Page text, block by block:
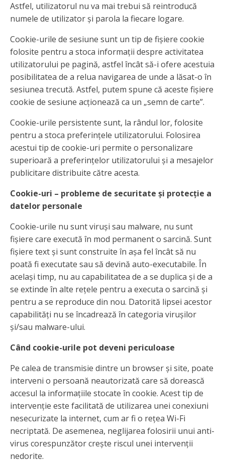
Astfel, utilizatorul nu va mai trebui să reintroducă
numele de utilizator și parola la fiecare logare.
Cookie-urile de sesiune sunt un tip de fișiere cookie
folosite pentru a stoca informații despre activitatea
utilizatorului pe pagină, astfel încât să-i ofere acestuia
posibilitatea de a relua navigarea de unde a lăsat-o în
sesiunea trecută. Astfel, putem spune că aceste fișiere
cookie de sesiune acționează ca un „semn de carte”.
Cookie-urile persistente sunt, la rândul lor, folosite
pentru a stoca preferințele utilizatorului. Folosirea
acestui tip de cookie-uri permite o personalizare
superioară a preferințelor utilizatorului și a mesajelor
publicitare distribuite către acesta.
Cookie-uri – probleme de securitate și protecție a
datelor personale
Cookie-urile nu sunt viruși sau malware, nu sunt
fișiere care execută în mod permanent o sarcină. Sunt
fișiere text și sunt construite în așa fel încât să nu
poată fi executate sau să devină auto-executabile. În
același timp, nu au capabilitatea de a se duplica și de a
se extinde în alte rețele pentru a executa o sarcină și
pentru a se reproduce din nou. Datorită lipsei acestor
capabilități nu se încadrează în categoria virușilor
și/sau malware-ului.
Când cookie-urile pot deveni periculoase
Pe calea de transmisie dintre un browser și site, poate
interveni o persoană neautorizată care să dorească
accesul la informațiile stocate în cookie. Acest tip de
intervenție este facilitată de utilizarea unei conexiuni
nesecurizate la internet, cum ar fi o rețea Wi-Fi
necriptată. De asemenea, neglijarea folosirii unui anti-
virus corespunzător crește riscul unei intervenții
nedorite.